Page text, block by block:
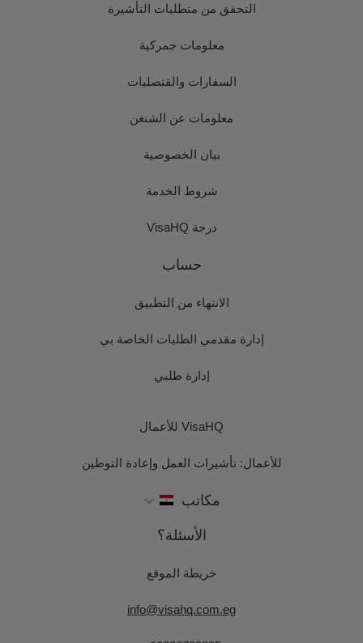
التحقق من متطلبات التأشيرة
معلومات جمركية
السفارات والقنصليات
معلومات عن الشنغن
بيان الخصوصية
شروط الخدمة
درجة VisaHQ
حساب
الانتهاء من التطبيق
إدارة مقدمي الطلبات الخاصة بي
إدارة طلبي
VisaHQ للأعمال
للأعمال: تأشيرات العمل وإعادة التوطين
مكاتب
الأسئلة؟
خريطة الموقع
info@visahq.com.eg